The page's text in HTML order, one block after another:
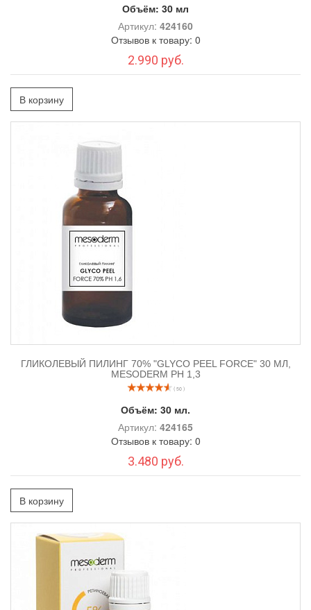
Объём: 30 мл
Артикул: 424160
Отзывов к товару: 0
2.990 руб.
В корзину
ГЛИКОЛЕВЫЙ ПИЛИНГ 70% "GLYCO PEEL FORCE" 30 МЛ,
MESODERM РН 1,3
( 50 )
Объём: 30 мл.
Артикул: 424165
Отзывов к товару: 0
3.480 руб.
В корзину